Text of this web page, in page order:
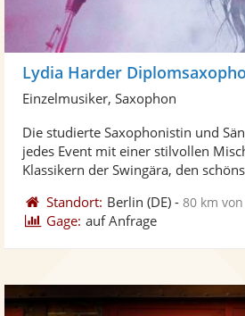
Lydia Harder
Einzelmusiker, Saxophon
Die studierte Saxophonistin und
jedes Event mit einer stilvollen
Klassikern der Swingära, den
Standort: Berlin (DE) -80 km
Gage: auf Anfrage